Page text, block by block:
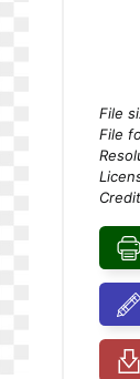
File
File
Credit